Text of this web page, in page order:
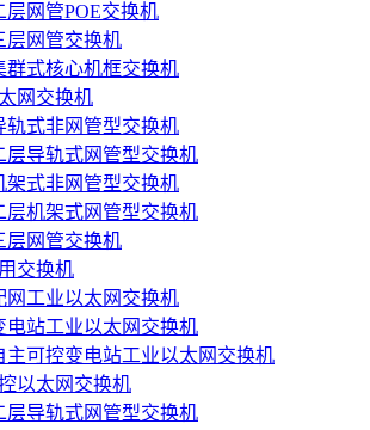
层网管POE交换机
层网管交换机
群式核心机框交换机
网交换机
轨式非网管型交换机
层导轨式网管型交换机
架式非网管型交换机
层机架式网管型交换机
层网管交换机
交换机
网工业以太网交换机
电站工业以太网交换机
主可控变电站工业以太网交换机
以太网交换机
层导轨式网管型交换机